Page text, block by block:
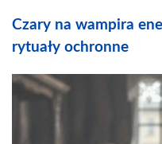
Czary na wampira
rytuały ochronne